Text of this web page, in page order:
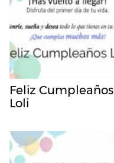
Feliz Cumpleaños
Loli